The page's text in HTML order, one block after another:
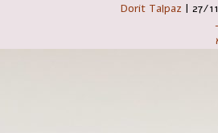
Dorit Talpaz |27/